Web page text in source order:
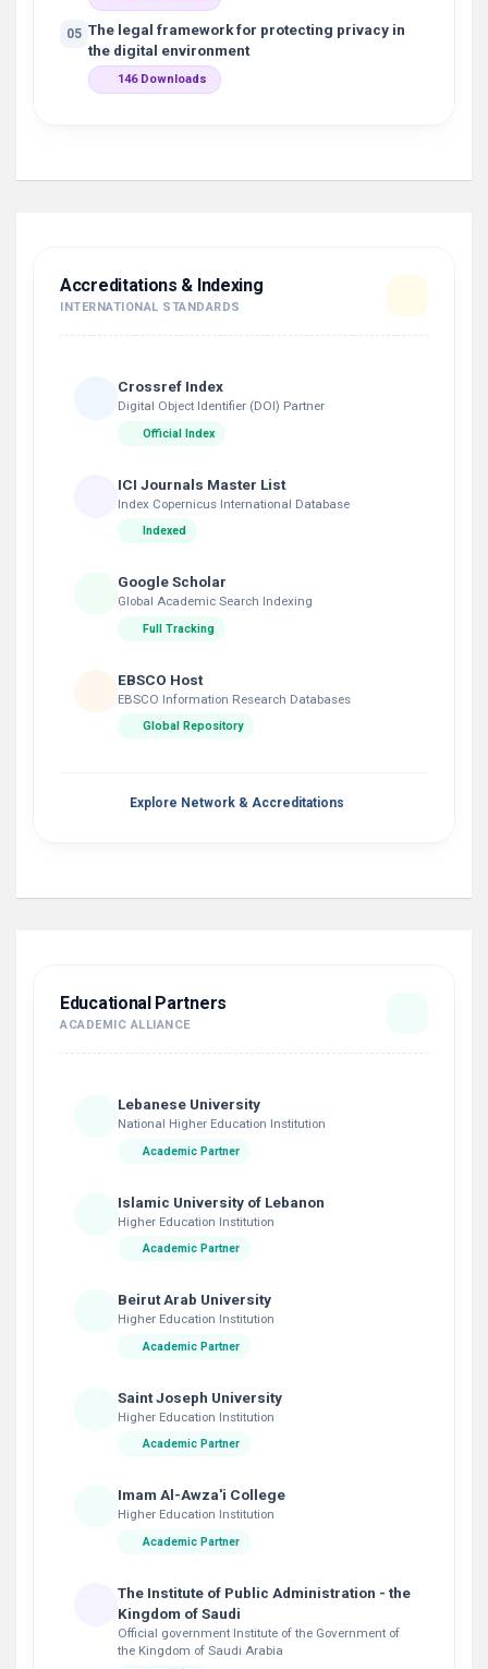
05 The legal framework for protecting privacy in
the digital environment
146 Downloads
Accreditations & Indexing
INTERNATIONAL STANDARDS
Crossref Index
Digital Object Identifier (DOI) Partner
Official Index
ICI Journals Master List
Index Copernicus International Database
Indexed
Google Scholar
Global Academic Search Indexing
Full Tracking
EBSCO Host
EBSCO Information Research Databases
Global Repository
Explore Network & Accreditations
Educational Partners
ACADEMIC ALLIANCE
Lebanese University
National Higher Education Institution
Academic Partner
Islamic University of Lebanon
Higher Education Institution
Academic Partner
Beirut Arab University
Higher Education Institution
Academic Partner
Saint Joseph University
Higher Education Institution
Academic Partner
Imam Al-Awza'i College
Higher Education Institution
Academic Partner
The Institute of Public Administration - the
Kingdom of Saudi
Official government Institute of the Government of
the Kingdom of Saudi Arabia